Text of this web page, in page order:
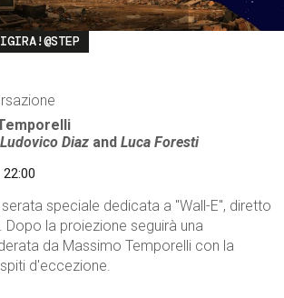
Ludovico Diaz andLuca Foresti
speciale dedicata a "Wall-E", diretto
Dopo la proiezione seguirà una
da Massimo Temporelli con la
d'eccezione.